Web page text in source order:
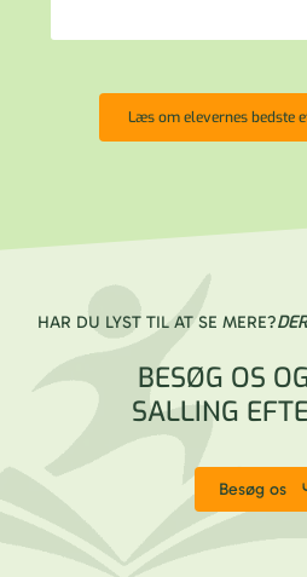
Læs om elevernes bedste
HAR DU LYST TIL AT SE MERE?
BESØG OS
SALLING
Besøg os